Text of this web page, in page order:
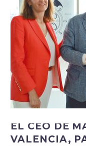
EL CEO DE
VALENCIA,